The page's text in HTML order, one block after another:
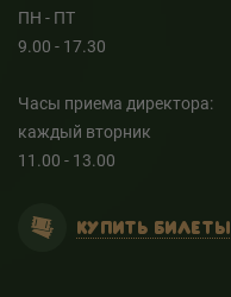
ПН - ПТ
9.00 - 17.30
Часы приема директора:
каждый вторник
11.00 - 13.00
КУПИТЬ БИЛЕТЫ